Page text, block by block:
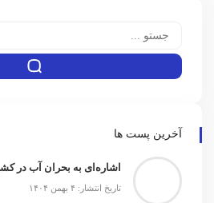
آخرین پست ها
تاریخ انتشار: ۴ بهمن ۱۴۰۴